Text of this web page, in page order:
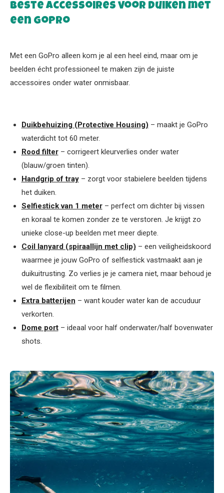
Beste accessoires voor duiken met
een GoPro
Met een GoPro alleen kom je al een heel eind, maar om je
beelden écht professioneel te maken zijn de juiste
accessoires onder water onmisbaar.
Duikbehuizing (Protective Housing) – maakt je GoPro
waterdicht tot 60 meter.
Rood filter– corrigeert kleurverlies onder water
(blauw/groen tinten).
Handgrip of tray– zorgt voor stabielere beelden tijdens
het duiken.
Selfiestick van 1 meter– perfect om dichter bij vissen
en koraal te komen zonder ze te verstoren. Je krijgt zo
unieke close-up beelden met meer diepte.
Coil lanyard (spiraallijn met clip) – een veiligheidskoord
waarmee je jouw GoPro of selfiestick vastmaakt aan je
duikuitrusting. Zo verlies je je camera niet, maar behoud je
wel de flexibiliteit om te filmen.
Extra batterijen – want kouder water kan de accuduur
verkorten.
Dome port– ideaal voor half onderwater/half bovenwater
shots.